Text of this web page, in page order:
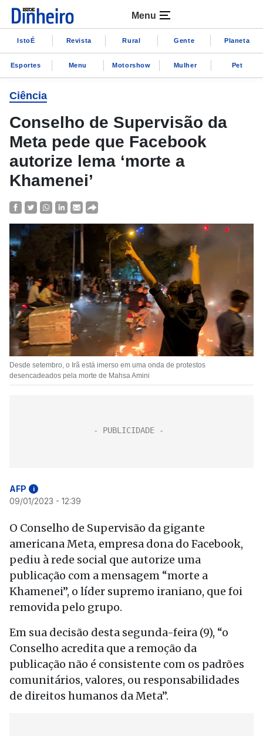
Menu
IstoÉ Revista Rural Gente Planeta
Esportes Menu Motorshow Mulher Pet
Ciência
Conselho de Supervisão da
Meta pede que Facebook
autorize lema ‘morte a
Khamenei’
Desde setembro, o Irã está imerso em uma onda de protestos
desencadeados pela morte de Mahsa Amini
AFP i
09/01/2023 - 12:39
O Conselho de Supervisão da gigante
americana Meta, empresa dona do Facebook,
pediu à rede social que autorize uma
publicação com a mensagem “morte a
Khamenei”, o líder supremo iraniano, que foi
removida pelo grupo.
Em sua decisão desta segunda-feira (9), “o
Conselho acredita que a remoção da
publicação não é consistente com os padrões
comunitários, valores, ou responsabilidades
de direitos humanos da Meta”.